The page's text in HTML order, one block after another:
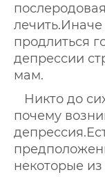
продлиться
депрессии
мам.
Никто до
почему
некоторые из